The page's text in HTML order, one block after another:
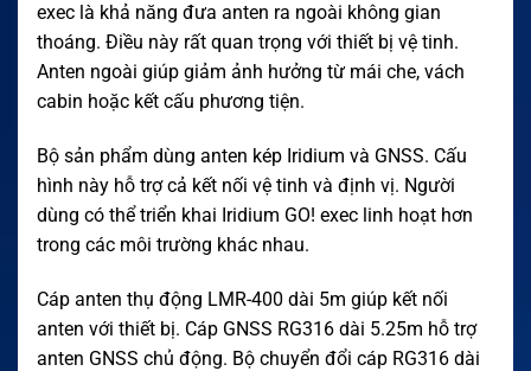
exec là khả năng đưa anten ra ngoài không gian
thoáng. Điều này rất quan trọng với thiết bị vệ tinh.
Anten ngoài giúp giảm ảnh hưởng từ mái che, vách
cabin hoặc kết cấu phương tiện.
Bộ sản phẩm dùng anten kép Iridium và GNSS. Cấu
hình này hỗ trợ cả kết nối vệ tinh và định vị. Người
dùng có thể triển khai Iridium GO! exec linh hoạt hơn
trong các môi trường khác nhau.
Cáp anten thụ động LMR-400 dài 5m giúp kết nối
anten với thiết bị. Cáp GNSS RG316 dài 5.25m hỗ trợ
anten GNSS chủ động. Bộ chuyển đổi cáp RG316 dài